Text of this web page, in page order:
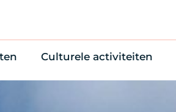
Culturele activiteiten
Cultuuragenda